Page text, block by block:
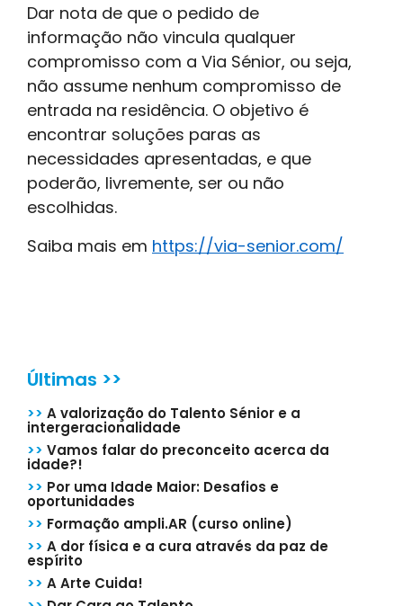
Dar nota de que o pedido de
informação não vincula qualquer
compromisso com a Via Sénior, ou seja,
não assume nenhum compromisso de
entrada na residência. O objetivo é
encontrar soluções paras as
necessidades apresentadas, e que
poderão, livremente, ser ou não
escolhidas.
Saiba mais em https://via-senior.com/
Últimas >>
>> A valorização do Talento Sénior e a
intergeracionalidade
>> Vamos falar do preconceito acerca da
idade?!
>> Por uma Idade Maior: Desafios e
oportunidades
>> Formação ampli.AR (curso online)
>> A dor física e a cura através da paz de
espírito
>> A Arte Cuida!